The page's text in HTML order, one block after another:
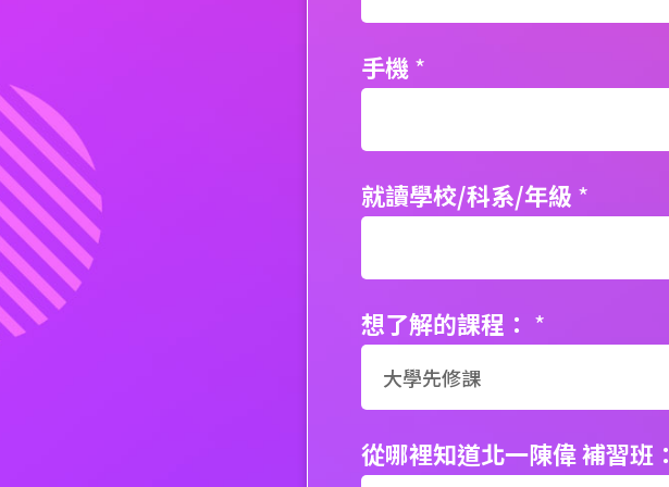
手機*
就讀學校/科系/年級 *
想了解的課程： *
從哪裡知道北一陳偉 補習班：